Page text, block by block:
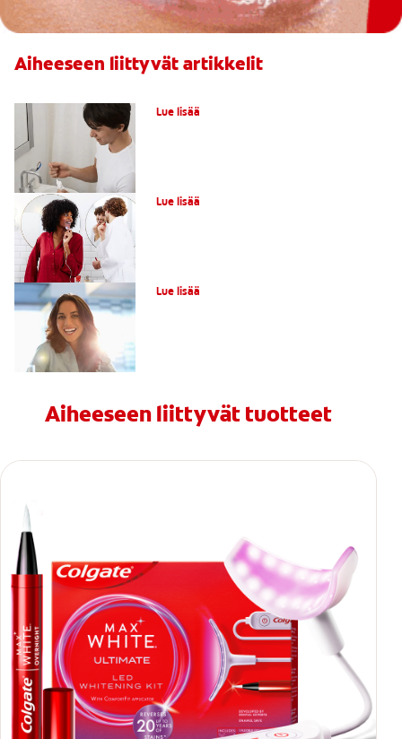
Aiheeseen liittyvät artikkelit
Lue lisää
Lue lisää
Lue lisää
Aiheeseen liittyvät tuotteet